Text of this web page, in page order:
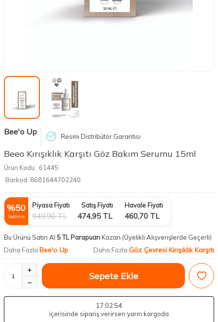
Bee'o Up Resmi Distribütör Garantisi
Beeo Kırışıklık Karşıtı Göz Bakım Serumu 15ml
Ürün Kodu: 61445
Barkod: 8681644702240
%50
İndirim
Piyasa Fiyatı
949,90TL
Satış Fiyatı
474,95TL
Havale Fiyatı
460,70 TL
Bu Ürünü Satın Al 5 TL ParapuanKazan (Üyelikli Alışverişlerde Geçerli)
Daha Fazla Bee'o Up Daha Fazla Göz Çevresi Kırışıklık Karşıtı
Sepete Ekle
17:02:53
içerisinde sipariş verirsen yarın kargoda